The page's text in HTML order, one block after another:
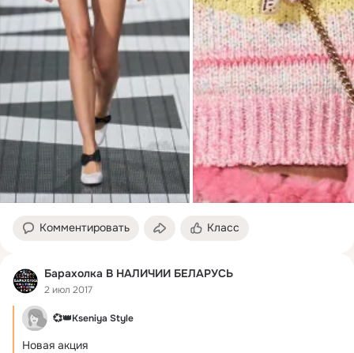
Комментировать Класс
Барахолка В НАЛИЧИИ БЕЛАРУСЬ
2 июл 2017
💞👑Kseniya Style
Новая акция